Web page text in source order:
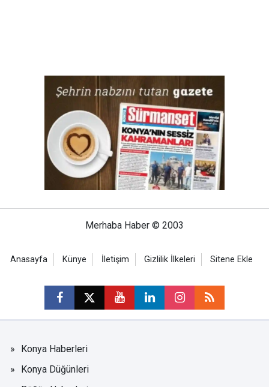
Merhaba Haber © 2003
Anasayfa Künye İletişim Gizlilik İlkeleri Sitene Ekle
Konya Haberleri
Konya Düğünleri